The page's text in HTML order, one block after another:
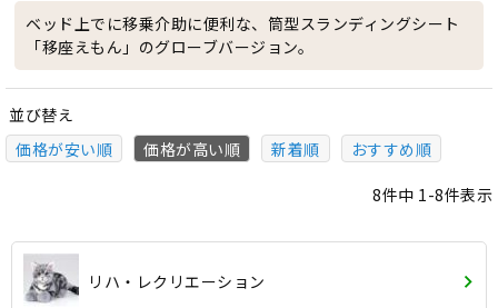
ベッド上でに移乗介助に便利な、筒型スランディングシート
「移座えもん」のグローブバージョン。
並び替え
価格が安い順
価格が高い順 新着順 おすすめ順
8件中 1-8件表示
リハ・レクリエーション